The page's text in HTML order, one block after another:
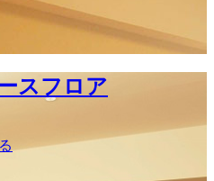
スフロア